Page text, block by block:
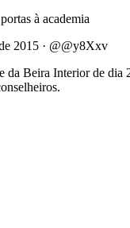
à academia
2015 · @@y8Xxv
Beira Interior de dia